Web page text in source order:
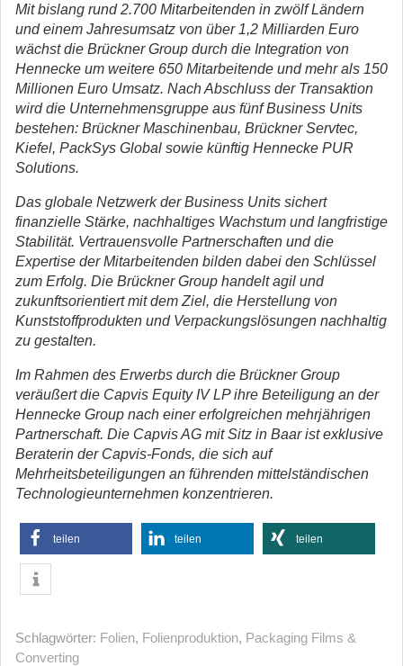
Mit bislang rund 2.700 Mitarbeitenden in zwölf Ländern
und einem Jahresumsatz von über 1,2 Milliarden Euro
wächst die Brückner Group durch die Integration von
Hennecke um weitere 650 Mitarbeitende und mehr als 150
Millionen Euro Umsatz. Nach Abschluss der Transaktion
wird die Unternehmensgruppe aus fünf Business Units
bestehen: Brückner Maschinenbau, Brückner Servtec,
Kiefel, PackSys Global sowie künftig Hennecke PUR
Solutions.
Das globale Netzwerk der Business Units sichert
finanzielle Stärke, nachhaltiges Wachstum und langfristige
Stabilität. Vertrauensvolle Partnerschaften und die
Expertise der Mitarbeitenden bilden dabei den Schlüssel
zum Erfolg. Die Brückner Group handelt agil und
zukunftsorientiert mit dem Ziel, die Herstellung von
Kunststoffprodukten und Verpackungslösungen nachhaltig
zu gestalten.
Im Rahmen des Erwerbs durch die Brückner Group
veräußert die Capvis Equity IV LP ihre Beteiligung an der
Hennecke Group nach einer erfolgreichen mehrjährigen
Partnerschaft. Die Capvis AG mit Sitz in Baar ist exklusive
Beraterin der Capvis-Fonds, die sich auf
Mehrheitsbeteiligungen an führenden mittelständischen
Technologieunternehmen konzentrieren.
teilen teilen teilen
Schlagwörter: Folien, Folienproduktion, Packaging Films &
Converting